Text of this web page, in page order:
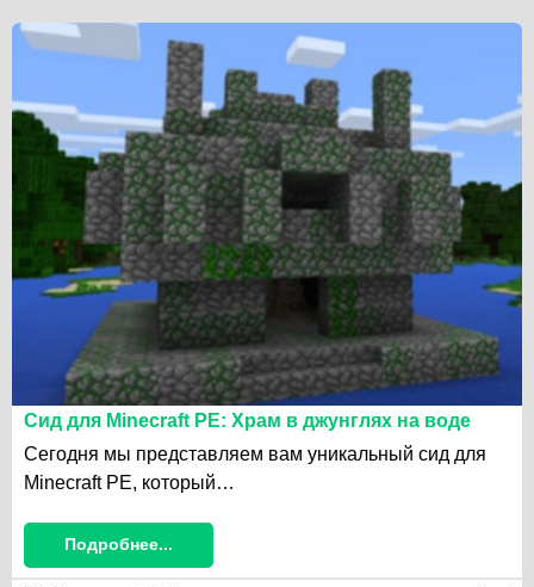
Сид для Minecraft PE: Храм в джунглях на воде
Сегодня мы представляем вам уникальный сид для
Minecraft PE, который…
Подробнее...